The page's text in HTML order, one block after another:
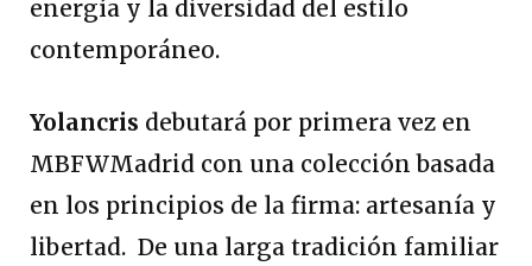
energía y la diversidad del estilo
contemporáneo.
Yolancris debutará por primera vez en
MBFWMadrid con una colección basada
en los principios de la firma: artesanía y
libertad. De una larga tradición familiar